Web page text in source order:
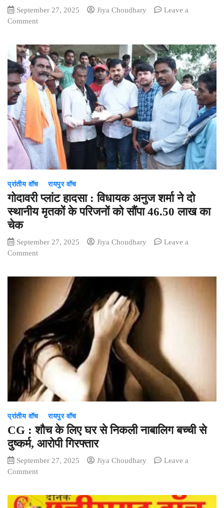
September 27, 2025 Jiya Choudhary
Leave a
Commenton
:
बड़ी
प्रशासनिक
सर्जरी,
18
IAS
का
तबादला,
देखिए
लिस्ट
प्रांतीय वॉच रायपुर वॉच
गोदावरी प्लांट हादसा : विधायक अनुज शर्मा ने दो
स्थानीय मृतकों के परिजनों को सौंपा 46.50 लाख का
चेक
September 27, 2025 Jiya Choudhary
Leave a
Commenton
विधायक
अनुज
शर्मा
ने
दो
स्थानीय
मृतकों
के
परिजनों
सौंपा
46.50
लाख
का
चेक
प्रांतीय वॉच रायपुर वॉच
CG : शौच के लिए घर से निकली नाबालिग बच्ची से
दुष्कर्म, आरोपी गिरफ्तार
September 27, 2025 Jiya Choudhary
Leave a
Commenton
:
शौच